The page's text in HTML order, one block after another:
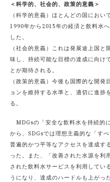
＜科学的、社会的、政策的意義＞
（科学的意義）ほとんどの国にお
1990年から2015年の経済と飲料水
した。
（社会的意義）これは発展途上国
味し、持続可能な目標の達成に向け
とが期待される。
（政策的意義）今後も国際的な開
ョンを維持する水準と、適切に進捗
る。
MDGsの「安全な飲料水を持続的
から、SDGsでは理想主義的な「す
普遍的かつ平等なアクセスを達成す
った。また、「改善された水源を利
された飲料水サービスを利用してい
うになり、達成のハードルも上がった